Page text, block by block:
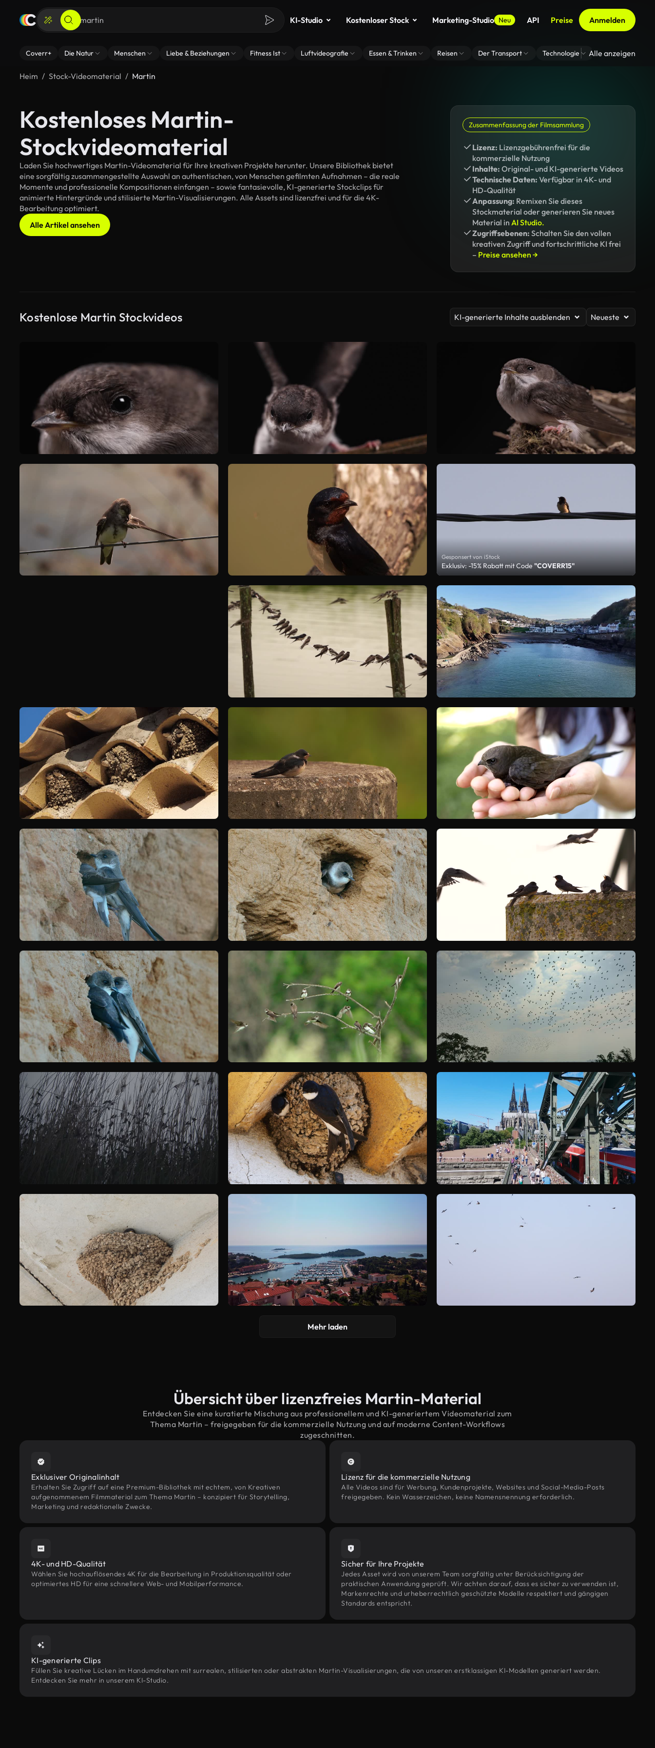
KI-Studio Kostenloser Stock Marketing-Studio Neu API Preise Anmelden
Coverr+ Die Natur Menschen Liebe & Beziehungen Fitness Ist Luftvideografie Essen & Trinken Reisen Der Transport Technologie Zoom Virtuelle
Alle anzeigen
Heim Stock-Videomaterial Martin
Kostenloses Martin-
Stockvideomaterial
Laden Sie hochwertiges Martin-Videomaterial für Ihre kreativen Projekte herunter. Unsere Bibliothek bietet
eine sorgfältig zusammengestellte Auswahl an authentischen, von Menschen gefilmten Aufnahmen – die reale
Momente und professionelle Kompositionen einfangen – sowie fantasievolle, KI-generierte Stockclips für
animierte Hintergründe und stilisierte Martin-Visualisierungen. Alle Assets sind lizenzfrei und für die 4K-
Bearbeitung optimiert.
Alle Artikel ansehen
Zusammenfassung der Filmsammlung
Lizenz: Lizenzgebührenfrei für die
kommerzielle Nutzung
Inhalte: Original- und KI-generierte Videos
Technische Daten: Verfügbar in 4K- und
HD-Qualität
Anpassung: Remixen Sie dieses
Stockmaterial oder generieren Sie neues
Material in AI Studio.
Zugriffsebenen: Schalten Sie den vollen
kreativen Zugriff und fortschrittliche KI frei
– Preise ansehen →
Kostenlose Martin Stockvideos KI-generierte Inhalte ausblenden Neueste
Gesponsert von iStock
Exklusiv: -15% Rabatt mit Code "COVERR15"
Mehr laden
Übersicht über lizenzfreies Martin-Material
Entdecken Sie eine kuratierte Mischung aus professionellem und KI-generiertem Videomaterial zum
Thema Martin – freigegeben für die kommerzielle Nutzung und auf moderne Content-Workflows
zugeschnitten.
Exklusiver Originalinhalt
Erhalten Sie Zugriff auf eine Premium-Bibliothek mit echtem, von Kreativen
aufgenommenem Filmmaterial zum Thema Martin – konzipiert für Storytelling,
Marketing und redaktionelle Zwecke.
Lizenz für die kommerzielle Nutzung
Alle Videos sind für Werbung, Kundenprojekte, Websites und Social-Media-Posts
freigegeben. Kein Wasserzeichen, keine Namensnennung erforderlich.
4K- und HD-Qualität
Wählen Sie hochauflösendes 4K für die Bearbeitung in Produktionsqualität oder
optimiertes HD für eine schnellere Web- und Mobilperformance.
Sicher für Ihre Projekte
Jedes Asset wird von unserem Team sorgfältig unter Berücksichtigung der
praktischen Anwendung geprüft. Wir achten darauf, dass es sicher zu verwenden ist,
Markenrechte und urheberrechtlich geschützte Modelle respektiert und gängigen
Standards entspricht.
KI-generierte Clips
Füllen Sie kreative Lücken im Handumdrehen mit surrealen, stilisierten oder abstrakten Martin-Visualisierungen, die von unseren erstklassigen KI-Modellen generiert werden.
Entdecken Sie mehr in unserem KI-Studio.